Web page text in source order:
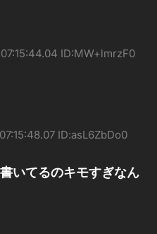
ID:MW+lmrzF0
ID:asL6ZbDo0
いてるのキモすぎなん